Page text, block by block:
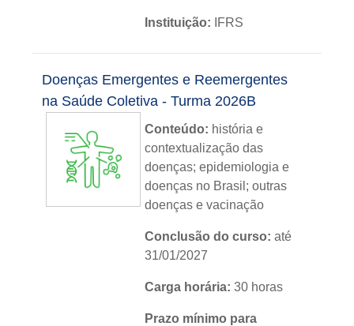
Instituição: IFRS
Nível:básico
Idioma:português
Doenças Emergentes e Reemergentes
na Saúde Coletiva - Turma 2026B
Conteúdo: história e
contextualização das
doenças; epidemiologia e
doenças no Brasil; outras
doenças e vacinação
Conclusão do curso: até
31/01/2027
Carga horária:30 horas
Prazo mínimo para